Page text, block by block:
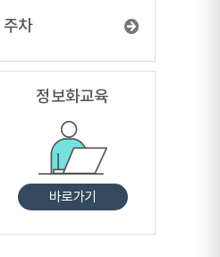
주차
정보화교육
바로가기